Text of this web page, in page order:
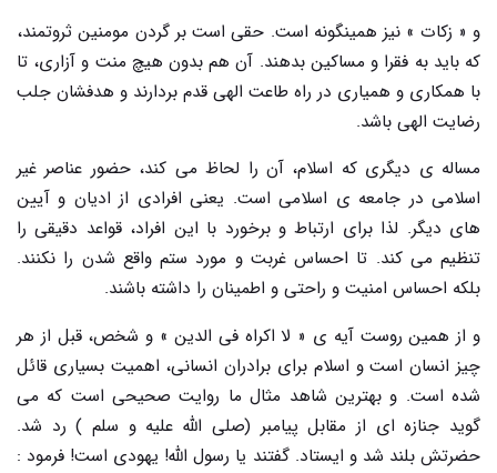
و « زکات » نیز همینگونه است. حقی است بر گردن مومنین ثروتمند،
که باید به فقرا و مساکین بدهند. آن هم بدون هیچ منت و آزاری، تا
با همکاری و همیاری در راه طاعت الهی قدم بردارند و هدفشان جلب
رضایت الهی باشد.
مساله ی دیگری که اسلام، آن را لحاظ می کند، حضور عناصر غیر
اسلامی در جامعه ی اسلامی است. یعنی افرادی از ادیان و آیین
های دیگر. لذا برای ارتباط و برخورد با این افراد، قواعد دقیقی را
تنظیم می کند. تا احساس غربت و مورد ستم واقع شدن را نکنند.
بلکه احساس امنیت و راحتی و اطمینان را داشته باشند.
و از همین روست آیه ی « لا اکراه فی الدین » و شخص، قبل از هر
چیز انسان است و اسلام برای برادران انسانی، اهمیت بسیاری قائل
شده است. و بهترین شاهد مثال ما روایت صحیحی است که می
گوید جنازه ای از مقابل پیامبر (صلی الله علیه و سلم ) رد شد.
حضرتش بلند شد و ایستاد. گفتند یا رسول الله! یهودی است! فرمود :